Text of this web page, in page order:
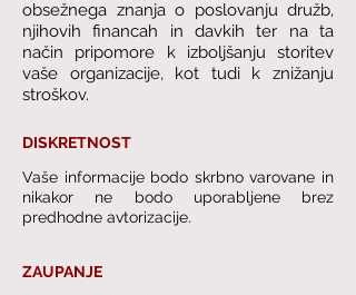
obsežnega znanja o poslovanju družb,
njihovih financah in davkih ter na ta
način pripomore k izboljšanju storitev
vaše organizacije, kot tudi k znižanju
stroškov.
DISKRETNOST
Vaše informacije bodo skrbno varovane in
nikakor ne bodo uporabljene brez
predhodne avtorizacije.
ZAUPANJE